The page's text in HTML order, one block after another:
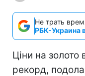
Не трать
РБК-Украина
Ціни на золото
рекорд,